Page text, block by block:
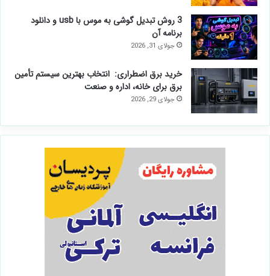
3 روش تبدیل گوشی به موس با usb و دانلود
برنامه آن
جولای 31, 2026
خرید برق اضطراری: انتخاب بهترین سیستم تأمین
برق برای خانه، اداره و صنعت
جولای 29, 2026